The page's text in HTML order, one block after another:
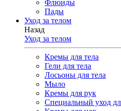
Флюиды
Пады
Уход за телом
Назад
Уход за телом
Кремы для тела
Гели для тела
Лосьоны для тела
Мыло
Кремы для рук
Специальный уход